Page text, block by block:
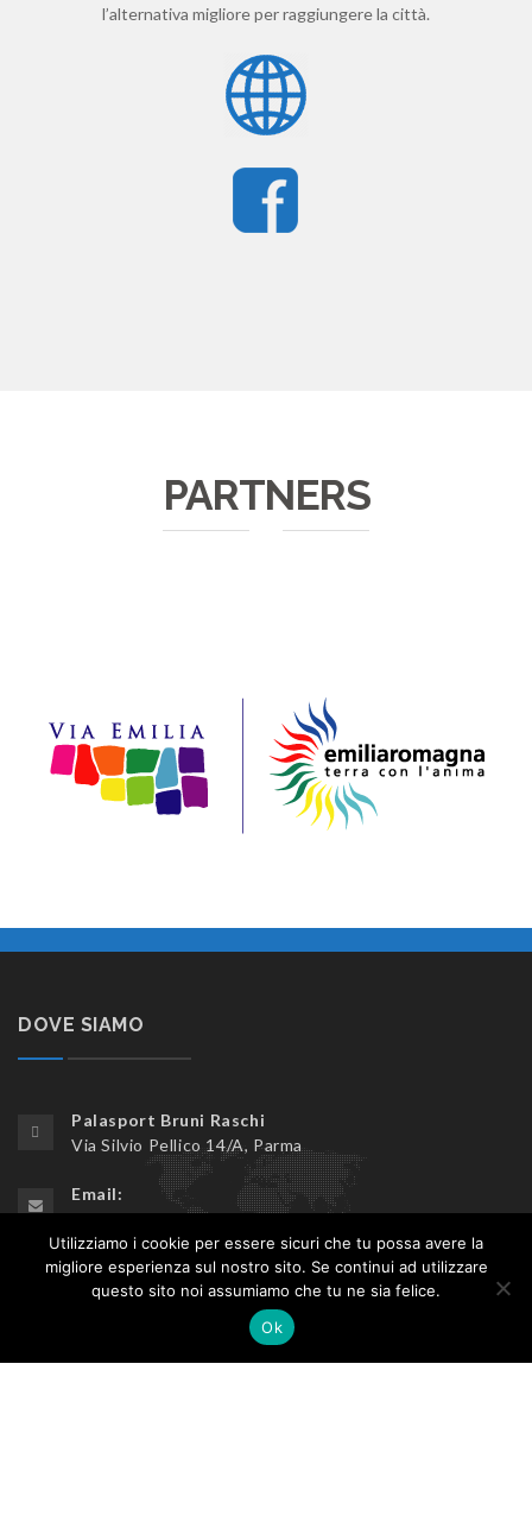
l’alternativa migliore per raggiungere la città.
PARTNERS
DOVE SIAMO
Palasport Bruni Raschi
Via Silvio Pellico 14/A, Parma
Email:
ticket@meftennisevents.com
Telefono:
+39 3270798143
Utilizziamo i cookie per essere sicuri che tu possa avere la
migliore esperienza sul nostro sito. Se continui ad utilizzare
questo sito noi assumiamo che tu ne sia felice.
Ok